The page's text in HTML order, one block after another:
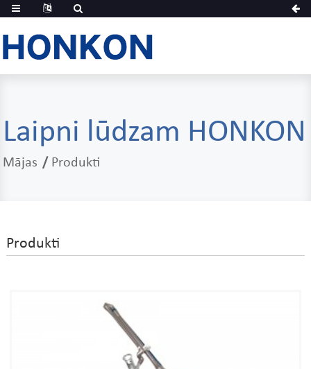
Laipni lūdzam HONKON
Mājas Produkti
Produkti